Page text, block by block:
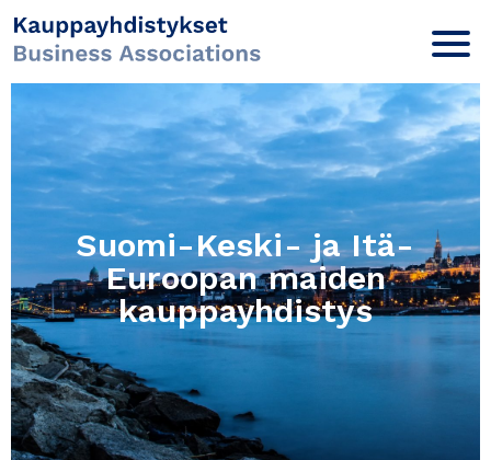
Suomi-Keski- ja Itä-
Euroopan maiden
kauppayhdistys